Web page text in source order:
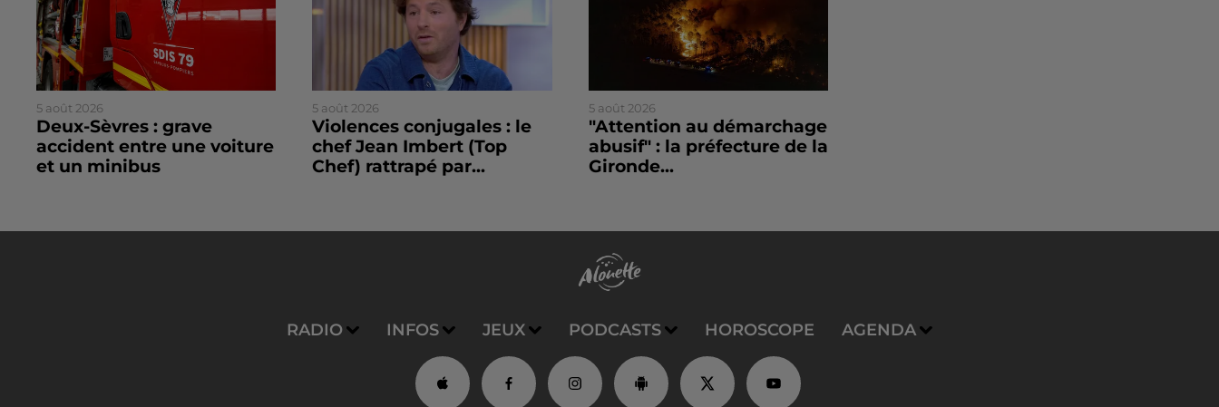
5 août 2026
Deux-Sèvres : grave
accident entre une voiture
et un minibus
5 août 2026
Violences conjugales : le
chef Jean Imbert (Top
Chef) rattrapé par...
5 août 2026
"Attention au démarchage
abusif" : la préfecture de la
Gironde...
RADIO INFOS JEUX PODCASTS HOROSCOPE AGENDA